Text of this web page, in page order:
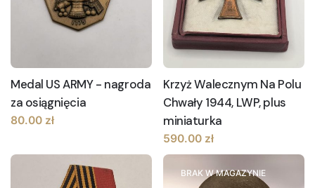
Medal US ARMY - nagroda
za osiągnięcia
80.00 zł
Krzyż Walecznym Na Polu
Chwały 1944, LWP, plus
miniaturka
590.00 zł
BRAK W MAGAZYNIE